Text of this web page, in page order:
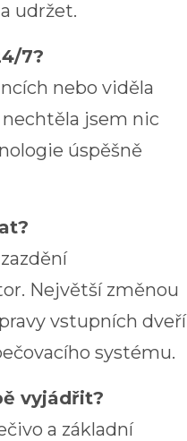
udržet.
7?
nebo viděla
jsem nic
úspěšně
Největší změnou
vstupních dveří
systému.
vyjádřit?
a základní